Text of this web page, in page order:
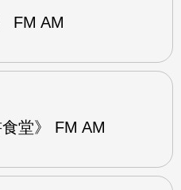
FM AM
食堂》 FM AM